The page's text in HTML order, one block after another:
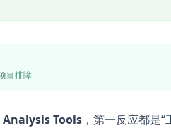
目排障
Analysis Tools ，第一反应都是